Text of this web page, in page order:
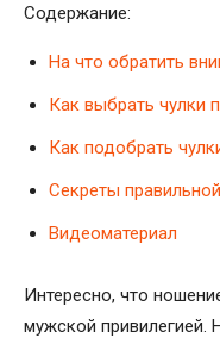
Содержание:
На что обратить
Как выбрать чулки
Как подобрать
Секреты
Видеоматериал
Интересно, что
мужской